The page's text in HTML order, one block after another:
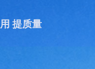
提质量